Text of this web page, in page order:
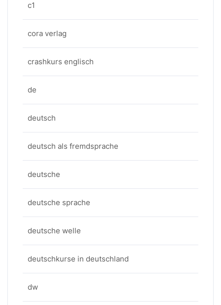
c1
cora verlag
crashkurs englisch
de
deutsch
deutsch als fremdsprache
deutsche
deutsche sprache
deutsche welle
deutschkurse in deutschland
dw